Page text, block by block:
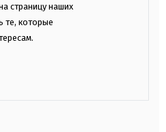
страницу наших
те, которые